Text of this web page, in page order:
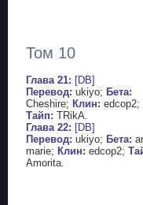
Том 10
Глава 21: [DB]
Перевод: ukiyo; Бета:
Cheshire; Клин: edcop2;
Тайп: TRikA.
Глава 22: [DB]
Перевод: ukiyo; Бета:
marie; Клин: edcop2;
Amorita.